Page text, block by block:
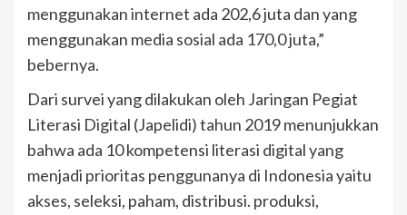
menggunakan internet ada 202,6 juta dan yang
menggunakan media sosial ada 170,0 juta,”
bebernya.
Dari survei yang dilakukan oleh Jaringan Pegiat
Literasi Digital (Japelidi) tahun 2019 menunjukkan
bahwa ada 10 kompetensi literasi digital yang
menjadi prioritas penggunanya di Indonesia yaitu
akses, seleksi, paham, distribusi. produksi,